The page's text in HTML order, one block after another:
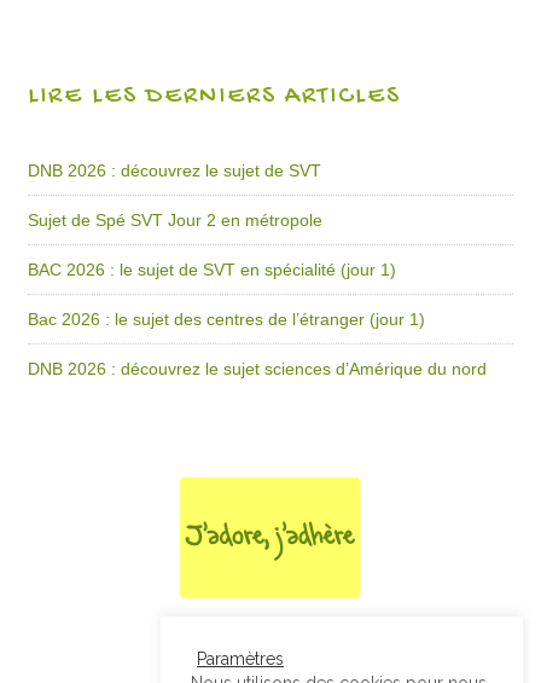
LIRE LES DERNIERS ARTICLES
DNB 2026 : découvrez le sujet de SVT
Sujet de Spé SVT Jour 2 en métropole
BAC 2026 : le sujet de SVT en spécialité (jour 1)
Bac 2026 : le sujet des centres de l’étranger (jour 1)
DNB 2026 : découvrez le sujet sciences d’Amérique du nord
Paramètres